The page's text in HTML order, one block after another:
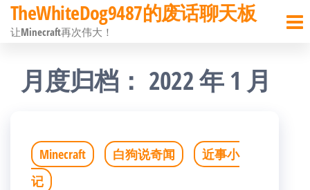
前
往
TheWhiteDog9487的废话聊天板
让Minecraft再次伟大！
月度归档： 2022 年 1 月
Minecraft 白狗说奇闻
近事小
记